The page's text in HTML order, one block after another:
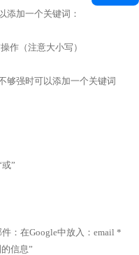
添加一个关键词：
操作（注意大小写）
够强时可以添加一个关键词
或”
：在Google中放入： email *
信息”